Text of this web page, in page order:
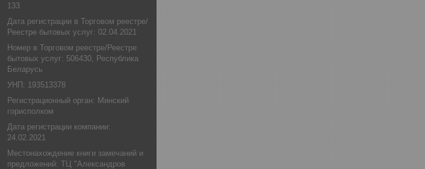
133
Дата регистрации в Торговом реестре/
Реестре бытовых услуг: 02.04.2021
Номер в Торговом реестре/Реестре
бытовых услуг: 506430, Республика
Беларусь
УНП: 193513378
Регистрационный орган: Минский
горисполком
Дата регистрации компании:
24.02.2021
Местонахождение книги замечаний и
предложений: ТЦ "Александров